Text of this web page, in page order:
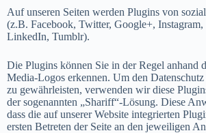
Auf unseren Seiten werden Plugins von
(z.B. Facebook, Twitter, Google+,
LinkedIn, Tumblr).
Die Plugins können Sie in der Regel anhand
Media-Logos erkennen. Um den Datenschutz
zu gewährleisten, verwenden wir diese
der sogenannten „Shariff“-Lösung. Diese
dass die auf unserer Website integrierten
ersten Betreten der Seite an den jeweiligen